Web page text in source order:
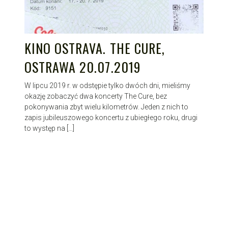
KINO OSTRAVA. THE CURE,
OSTRAWA 20.07.2019
W lipcu 2019 r. w odstępie tylko dwóch dni, mieliśmy
okazję zobaczyć dwa koncerty The Cure, bez
pokonywania zbyt wielu kilometrów. Jeden z nich to
zapis jubileuszowego koncertu z ubiegłego roku, drugi
to występ na […]